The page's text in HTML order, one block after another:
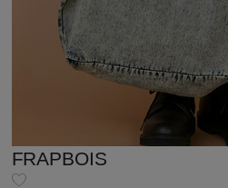
FRAPBOIS